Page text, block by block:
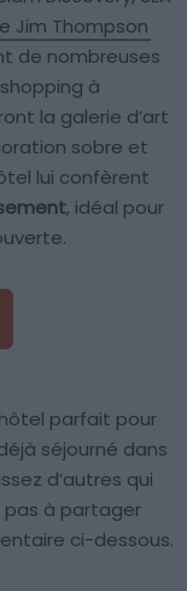
Jim Thompson
de nombreuses
à
la galerie d’art
sobre et
lui confèrent
, idéal pour
parfait pour
séjourné dans
d’autres qui
pas à partager
ci-dessous.